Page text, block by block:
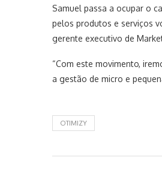
Samuel passa a ocupar o
pelos produtos e serviços
gerente executivo de
“Com este movimento,
a gestão de micro e
OTIMIZY